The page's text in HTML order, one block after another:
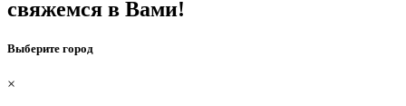
свяжемся в Вами!
Выберите город
×